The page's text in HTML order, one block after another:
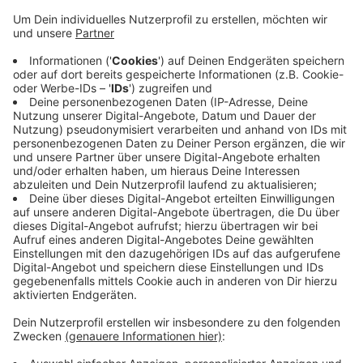
Anzeige
Die Polizei kann den Tatzeitraum ungefähr eingrenzen.
Die Täter müssen zwischen Montagnachmittag
(24.11.) 15 Uhr und Mittwochmorgen (26.11.) 9 Uhr
zugeschlagen haben. Wer in dieser Zeit etwas
Ungewöhnliches beobachtet hat, meldet sich bitte bei
der Kreispolizei Euskirchen: per Telefon unter
02251/799-0 oder per E-Mail an
poststelle.euskirchen@polizei.nrw.de.
Anzeige